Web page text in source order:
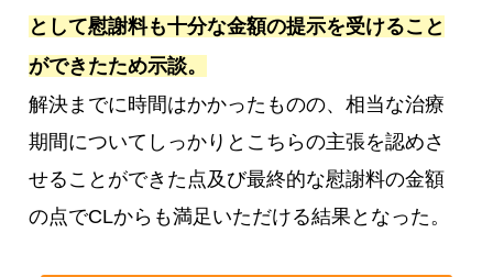
として慰謝料も十分な金額の提示を受けること
ができたため示談。
解決までに時間はかかったものの、相当な治療
期間についてしっかりとこちらの主張を認めさ
せることができた点及び最終的な慰謝料の金額
の点でCLからも満足いただける結果となった。